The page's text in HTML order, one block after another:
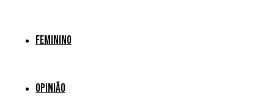
Feminino
Opinião